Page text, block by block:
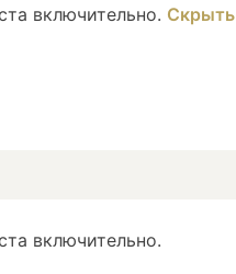
включительно. Скрыть
включительно.